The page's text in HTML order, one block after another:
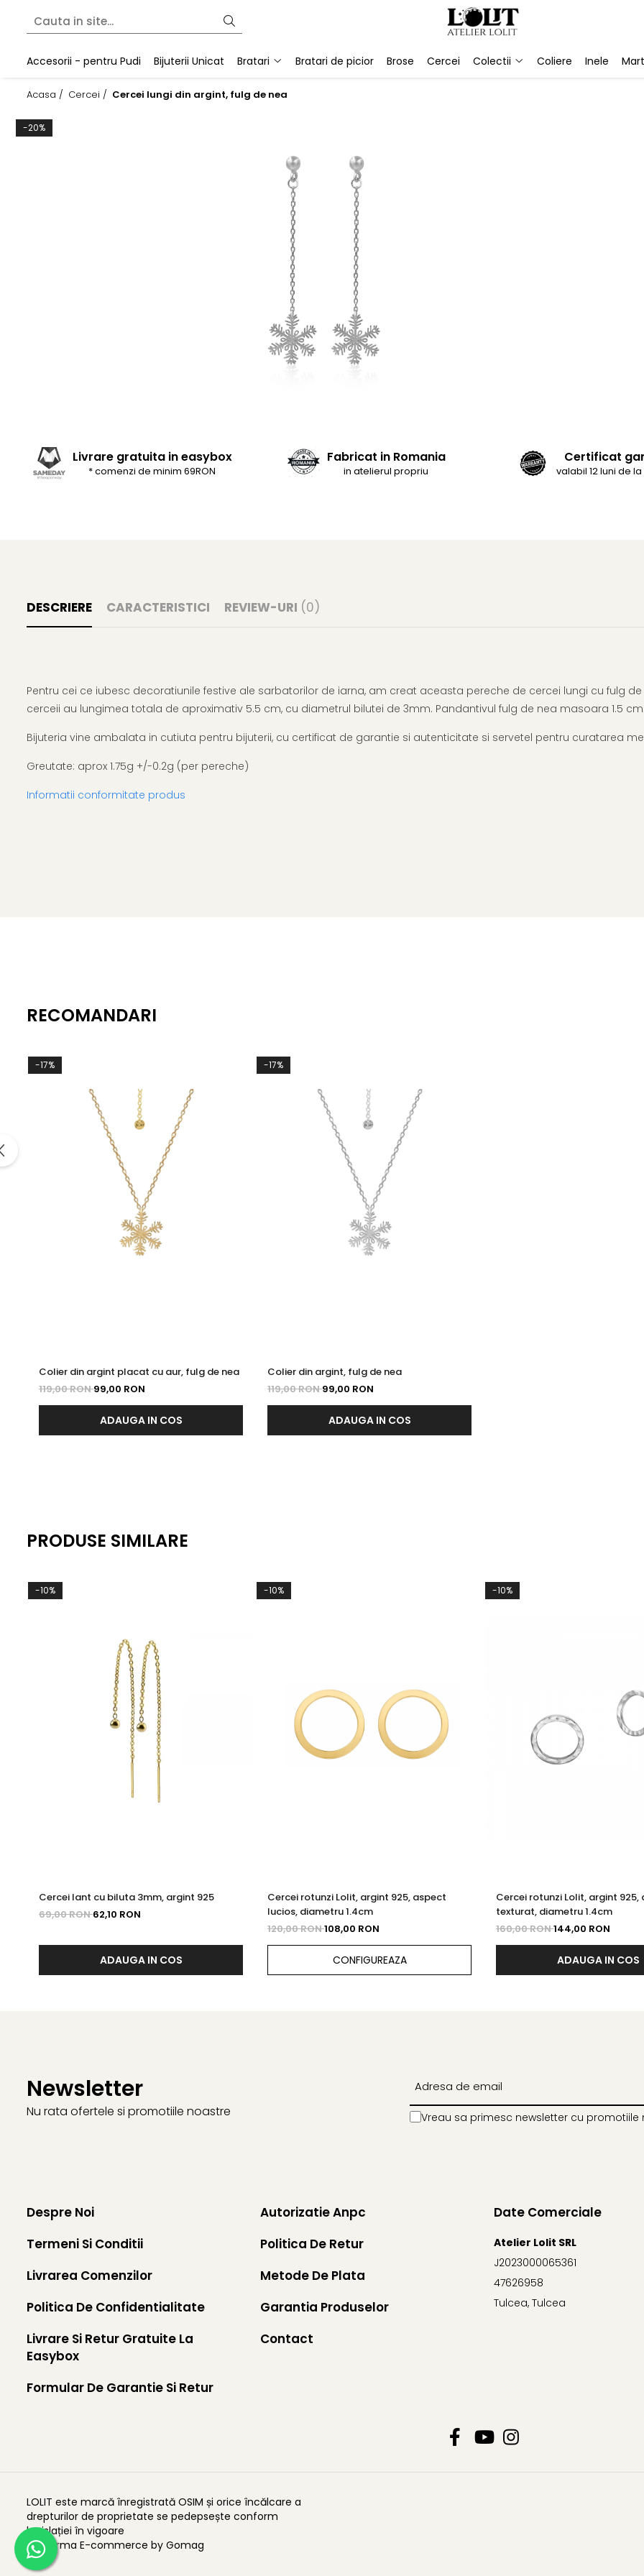
Bratari lantisor
Bratari snur
Crescent Moon
Minimalist
Pandantive
Accesorii - pentru Pudi Bijuterii Unicat Bratari Bratari de picior Brose Cercei Colectii Coliere Inele
Acasa / Cercei / Cercei lungi din argint, fulg de nea
-20%
Livrare gratuita in easybox
* comenzi de minim 69RON
Fabricat in Romania
in atelierul propriu
Certificat
valabil 12 luni de
DESCRIERE CARACTERISTICI REVIEW-URI (0)
Pentru cei ce iubesc decoratiunile festive ale sarbatorilor de iarna, am creat aceasta pereche de cercei lungi cu fulg
cerceii au lungimea totala de aproximativ 5.5 cm, cu diametrul bilutei de 3mm. Pandantivul fulg de nea masoara 1.5 cm.
Bijuteria vine ambalata in cutiuta pentru bijuterii, cu certificat de garantie si autenticitate si servetel pentru curatarea
Greutate: aprox 1.75g +/-0.2g (per pereche)
Informatii conformitate produs
RECOMANDARI
-17%
Colier din argint placat cu aur, fulg de nea
119,00 RON99,00 RON
ADAUGA IN COS
-17%
Colier din argint, fulg de nea
119,00 RON99,00 RON
ADAUGA IN COS
PRODUSE SIMILARE
-10%
Cercei lant cu biluta 3mm, argint 925
69,00 RON62,10 RON
ADAUGA IN COS
-10%
Cercei rotunzi Lolit, argint 925, aspect
lucios, diametru 1.4cm
120,00 RON108,00 RON
CONFIGUREAZA
-10%
Cercei rotunzi Lolit, argint 925,
texturat, diametru 1.4cm
160,00 RON144,00 RON
ADAUGA IN COS
Newsletter
Nu rata ofertele si promotiile noastre Vreau sa primesc newsletter cu promotiile
Despre Noi
Termeni Si Conditii
Livrarea Comenzilor
Politica De Confidentialitate
Livrare Si Retur Gratuite La
Easybox
Formular De Garantie Si Retur
Autorizatie Anpc
Politica De Retur
Metode De Plata
Garantia Produselor
Contact
Date Comerciale
Atelier Lolit SRL
J2023000065361
47626958
Tulcea, Tulcea
LOLIT este marcă înregistrată OSIM și orice încălcare a
drepturilor de proprietate se pedepsește conform
legislației în vigoare
Platforma E-commerce by Gomag